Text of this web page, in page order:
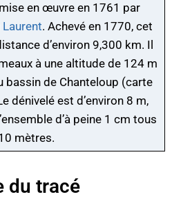
en œuvre en 1761 par
. Achevé en 1770, cet
d’environ 9,300 km. Il
à une altitude de 124 m
bassin de Chanteloup (carte
dénivelé est d’environ 8 m,
d’à peine 1 cm tous
mètres.
du tracé